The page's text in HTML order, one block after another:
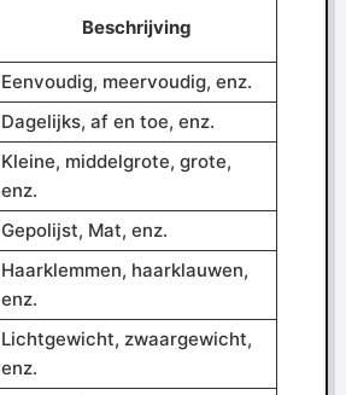
Beschrijving
Eenvoudig, meervoudig, enz.
Dagelijks, af en toe, enz.
Kleine, middelgrote, grote,
enz.
Gepolijst, Mat, enz.
Haarklemmen, haarklauwen,
enz.
Lichtgewicht, zwaargewicht,
enz.